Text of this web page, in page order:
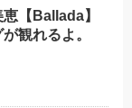
【Ballada】
観れるよ。